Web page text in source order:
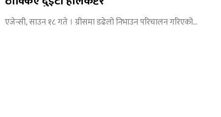
एजेन्सी, साउन १८ गते । ग्रीसमा डढेलो निभाउन परिचालन गरिएको